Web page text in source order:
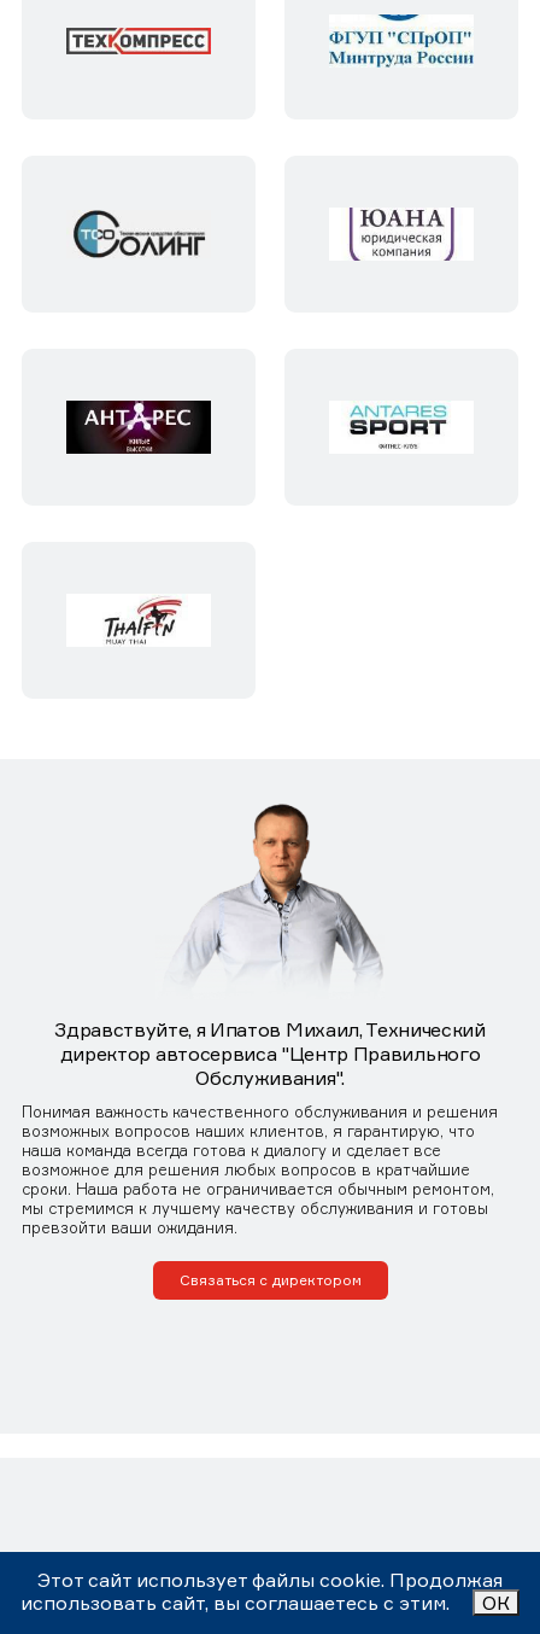
Здравствуйте, я Ипатов Михаил, Технический
директор автосервиса "Центр Правильного
Обслуживания".
Понимая важность качественного обслуживания и решения
возможных вопросов наших клиентов, я гарантирую, что
наша команда всегда готова к диалогу и сделает все
возможное для решения любых вопросов в кратчайшие
сроки. Наша работа не ограничивается обычным ремонтом,
мы стремимся к лучшему качеству обслуживания и готовы
превзойти ваши ожидания.
Связаться с директором
Остались вопросы? Заполните форму
Этот сайт использует файлы cookie. Продолжая
использовать сайт, вы соглашаетесь с этим.
ОК